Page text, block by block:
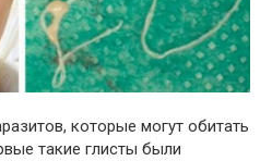
которые могут обитать
такие глисты были